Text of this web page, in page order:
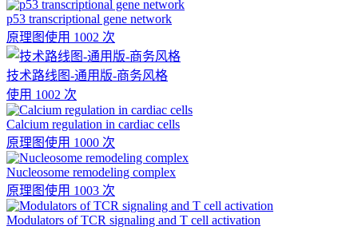
p53 transcriptional gene network
原理图使用 1002 次
技术路线图-通用版-商务风格
使用 1002 次
Calcium regulation in cardiac cells
原理图使用 1000 次
Nucleosome remodeling complex
原理图使用 1003 次
Modulators of TCR signaling and T cell activation